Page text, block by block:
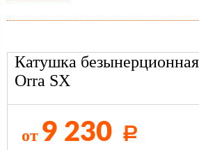
Катушка
Orra SX
от 9 230 Р